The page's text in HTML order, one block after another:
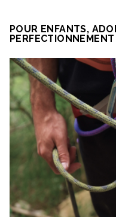
POUR ENFANTS,
PERFECTIONNEMENT